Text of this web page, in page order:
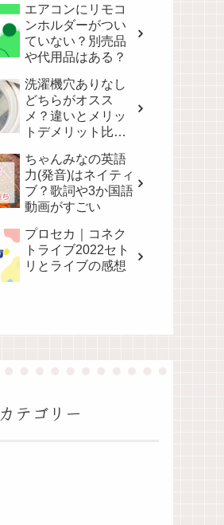
エアコンにリモコ
ンホルダーがつい
ていない？別売品
や代用品はある？
洗濯機穴ありなし
どちらがオスス
メ？違いとメリッ
トデメリット比
ちゃんみなの英語
力(発音)はネイティ
ブ？歌詞や3か国語
動画がすごい
プロセカ｜コネク
トライブ2022セト
リとライブの感想
カテゴリー